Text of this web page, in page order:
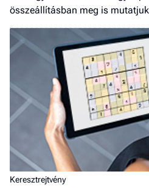
összeállításban meg is
Keresztrejtvény